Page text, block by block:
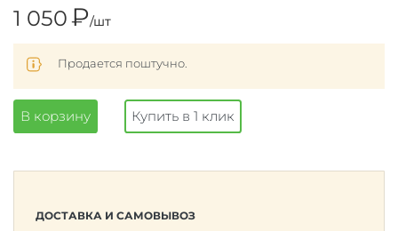
1 050₽/шт
Продается поштучно.
В корзину Купить в 1 клик
ДОСТАВКА И САМОВЫВОЗ